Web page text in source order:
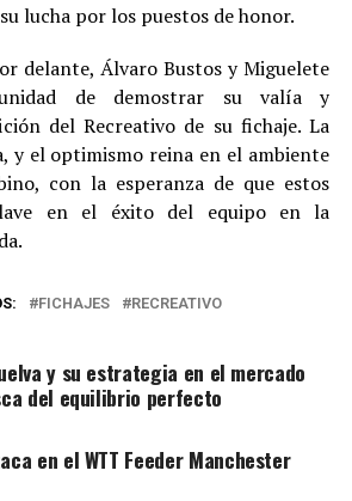
lucha por los puestos de honor.
delante, Álvaro Bustos y Miguelete
de demostrar su valía y
del Recreativo de su fichaje. La
y el optimismo reina en el ambiente
con la esperanza de que estos
en el éxito del equipo en la
FICHAJES RECREATIVO
y su estrategia en el mercado
del equilibrio perfecto
en el WTT Feeder Manchester